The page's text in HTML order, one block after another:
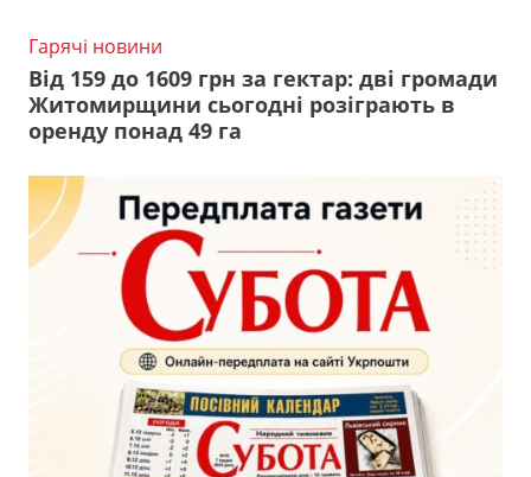
Гарячі новини
Від 159 до 1609 грн за гектар: дві громади
Житомирщини сьогодні розіграють в
оренду понад 49 га